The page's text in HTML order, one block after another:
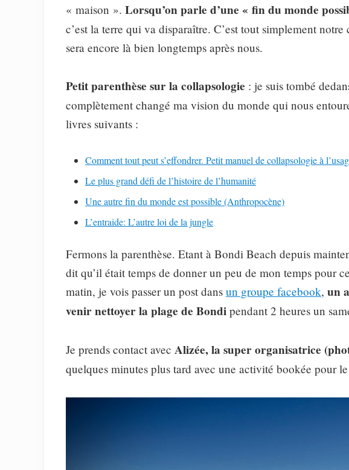
« maison ». Lorsqu’on parle d’une « fin du monde
c’est la terre qui va disparaître. C’est tout simplement
sera encore là bien longtemps après nous.
Petit parenthèse sur la collapsologie : je suis tombé
complètement changé ma vision du monde qui nous
livres suivants :
Comment tout peut s’effondrer. Petit manuel de collapsologie à
Le plus grand défi de l’histoire de l’humanité
Une autre fin du monde est possible (Anthropocène)
L’entraide: L’autre loi de la jungle
Fermons la parenthèse. Etant à Bondi Beach depuis
dit qu’il était temps de donner un peu de mon temps pour
matin, je vois passer un post dans un groupe facebook, un
venir nettoyer la plage de Bondi pendant 2 heures un
Je prends contact avec Alizée, la super organisatrice
quelques minutes plus tard avec une activité bookée pour